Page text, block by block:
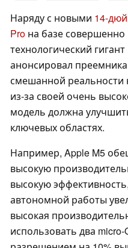
Наряду с новыми 14-
Pro на базе совершенно
технологический
анонсировал
смешанной реальности
из-за своей очень
модель должна
ключевых областях.
Например, Apple M5
высокую
высокую
автономной работы
высокая
использовать два